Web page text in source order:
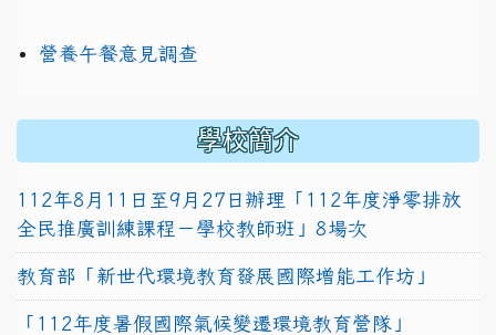
營養午餐意見調查
學校簡介
112年8月11日至9月27日辦理「112年度淨零排放
全民推廣訓練課程－學校教師班」8場次
教育部「新世代環境教育發展國際增能工作坊」
「112年度暑假國際氣候變遷環境教育營隊」